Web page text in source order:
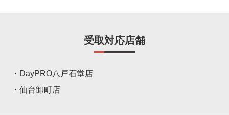
受取対応店舗
DayPRO八戸石堂店
仙台卸町店